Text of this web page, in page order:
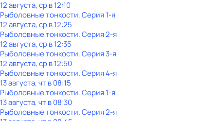
12 августа, ср в 12:10
Рыболовные тонкости. Серия 1-я
12 августа, ср в 12:25
Рыболовные тонкости. Серия 2-я
12 августа, ср в 12:35
Рыболовные тонкости. Серия 3-я
12 августа, ср в 12:50
Рыболовные тонкости. Серия 4-я
13 августа, чт в 08:15
Рыболовные тонкости. Серия 1-я
13 августа, чт в 08:30
Рыболовные тонкости. Серия 2-я